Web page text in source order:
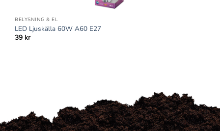
BELYSNING & EL
LED Ljuskälla 60W A60 E27
39 kr